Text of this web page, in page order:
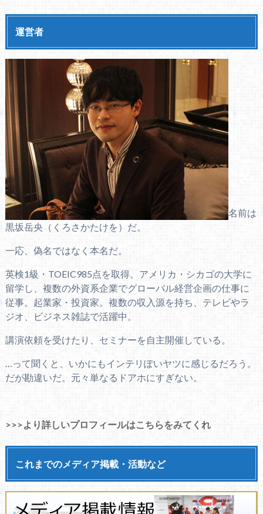
運営者
名前は
黒坂岳央（くろさかたけを）だ。
一応、偽名ではなく本名だ。
英検1級・TOEIC985点を取得。アメリカ・シカゴの大学に
留学し、複数の外資系企業でグローバル経営企画の仕事に
従事。起業家・投資家。複数の収入源を持ち、テレビやラ
ジオ、ビジネス雑誌で活躍中。
講演依頼を受けたり、セミナーを自主開催している。
…って聞くと、いかにもインテリぽいヤツに感じるだろう。
だが勘違いだ。元々単なるドアホにすぎない。
>>>より詳しいプロフィールはこちらをみてくれ
これまでのメディア掲載・活動など